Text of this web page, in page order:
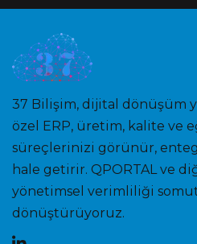
37 Bilişim, dijital dönüşüm
özel ERP, üretim, kalite ve
süreçlerinizi görünür,
hale getirir. QPORTAL ve
yönetimsel verimliliği
dönüştürüyoruz.